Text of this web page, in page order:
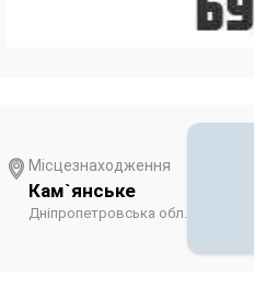
Місцезнаходження
Кам`янське
Дніпропетровська обл.